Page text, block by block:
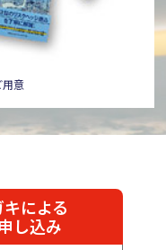
用意
による
し込み